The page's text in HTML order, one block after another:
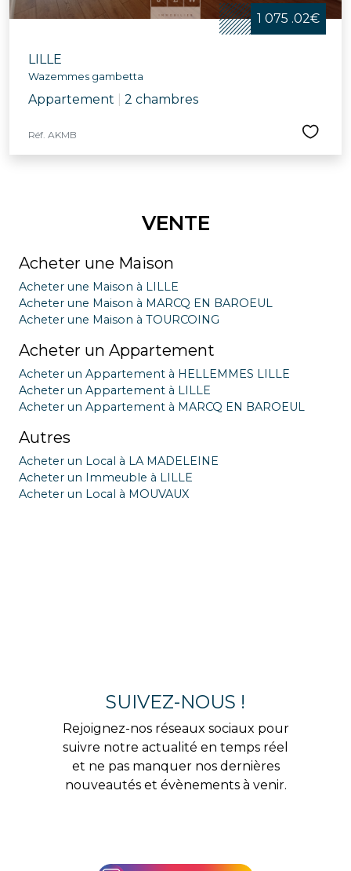
1 075 .02€
LILLE
Wazemmes gambetta
Appartement 2 chambres
Réf. AKMB
VENTE
Acheter une Maison
Acheter une Maison à LILLE
Acheter une Maison à MARCQ EN BAROEUL
Acheter une Maison à TOURCOING
Acheter un Appartement
Acheter un Appartement à HELLEMMES LILLE
Acheter un Appartement à LILLE
Acheter un Appartement à MARCQ EN BAROEUL
Autres
Acheter un Local à LA MADELEINE
Acheter un Immeuble à LILLE
Acheter un Local à MOUVAUX
SUIVEZ-NOUS !
Rejoignez-nos réseaux sociaux pour
suivre notre actualité en temps réel
et ne pas manquer nos dernières
nouveautés et évènements à venir.